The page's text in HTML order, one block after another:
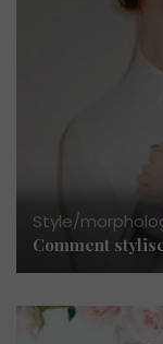
Style/
Comment